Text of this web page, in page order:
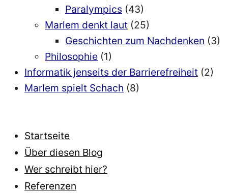
Paralympics (43)
Marlem denkt laut (25)
Geschichten zum Nachdenken (3)
Philosophie (1)
Informatik jenseits der Barrierefreiheit (2)
Marlem spielt Schach (8)
Startseite
Über diesen Blog
Wer schreibt hier?
Referenzen